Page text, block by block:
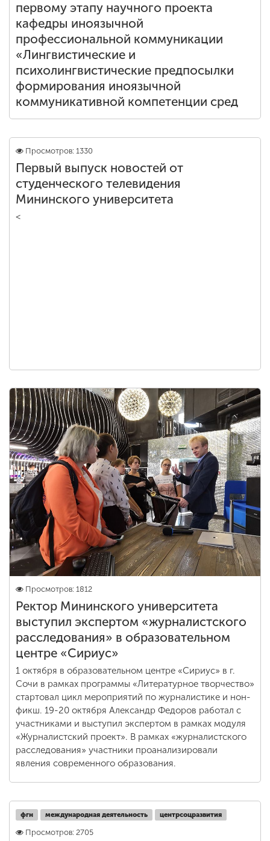
первому этапу научного проекта
кафедры иноязычной
профессиональной коммуникации
«Лингвистические и
психолингвистические предпосылки
формирования иноязычной
коммуникативной компетенции сред
Просмотров: 1330
Первый выпуск новостей от
студенческого телевидения
Мининского университета
<
Просмотров: 1812
Ректор Мининского университета
выступил экспертом «журналистского
расследования» в образовательном
центре «Сириус»
1 октября в образовательном центре «Сириус» в г.
Сочи в рамках программы «Литературное творчество»
стартовал цикл мероприятий по журналистике и нон-
фикш. 19-20 октября Александр Федоров работал с
участниками и выступил экспертом в рамках модуля
«Журналистский проект». В рамках «журналистского
расследования» участники проанализировали
явления современного образования.
фгн международная деятельность центрсоцразвития
Просмотров: 2705